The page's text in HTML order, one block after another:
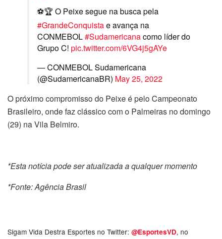
⚽🏆 O Peixe segue na busca pela
#GrandeConquistae avança na
CONMEBOL#Sudamericanacomo líder do
Grupo C! pic.twitter.com/6VG4j5gAYe
— CONMEBOL Sudamericana
(@SudamericanaBR) May 25, 2022
O próximo compromisso do Peixe é pelo Campeonato
Brasileiro, onde faz clássico com o Palmeiras no domingo
(29) na Vila Belmiro.
*Esta notícia pode ser atualizada a qualquer momento
*Fonte: Agência Brasil
Sigam Vida Destra Esportes no Twitter: @EsportesVD, no